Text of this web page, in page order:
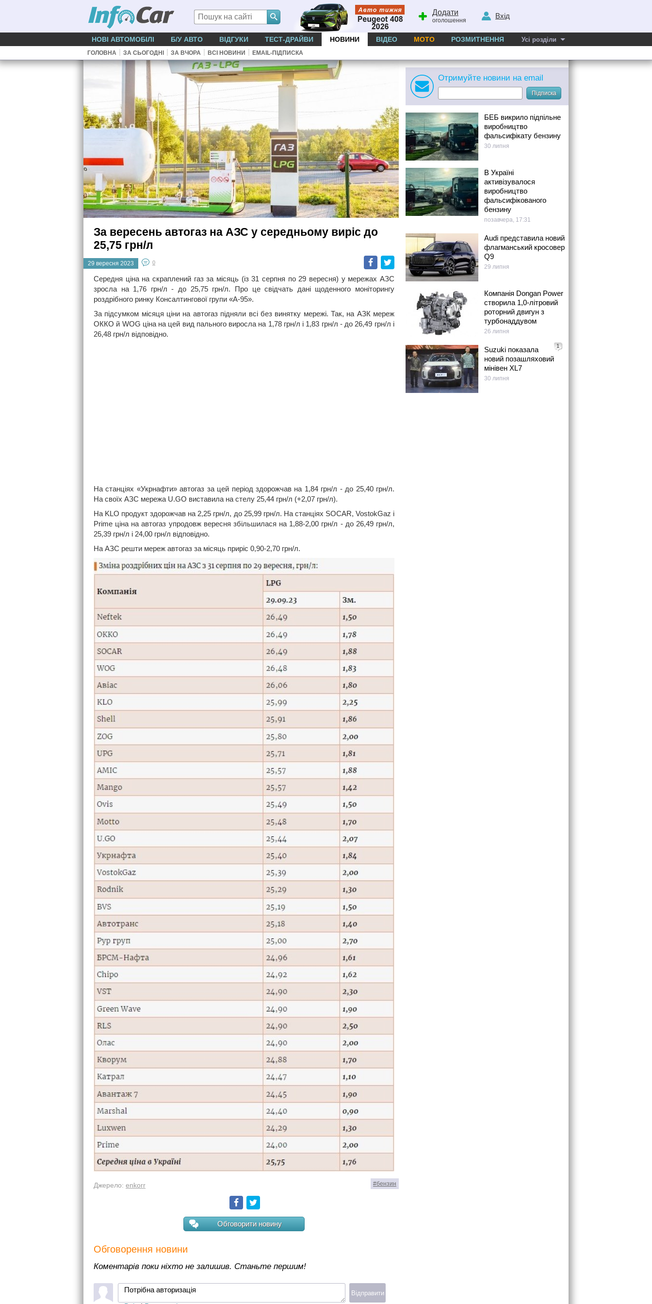
Додати
оголошення
Вхід
НОВІ АВТОМОБІЛІ Б/У АВТО ВІДГУКИ ТЕСТ-ДРАЙВИ НОВИНИ ВІДЕО МОТО РОЗМИТНЕННЯ Усі розділи
ГОЛОВНА | ЗА СЬОГОДНІ | ЗА ВЧОРА | ВСІ НОВИНИ | EMAIL-ПІДПИСКА
За вересень автогаз на АЗС у середньому виріс до
25,75 грн/л
Facebook
Twitter
29 вересня 2023 0
Середня ціна на скраплений газ за місяць (із 31 серпня по 29 вересня) у мережах АЗС
зросла на 1,76 грн/л - до 25,75 грн/л. Про це свідчать дані щоденного моніторингу
роздрібного ринку Консалтингової групи «А-95».
За підсумком місяця ціни на автогаз підняли всі без винятку мережі. Так, на АЗК мереж
ОККО й WOG ціна на цей вид пального виросла на 1,78 грн/л і 1,83 грн/л - до 26,49 грн/л і
26,48 грн/л відповідно.
На станціях «Укрнафти» автогаз за цей період здорожчав на 1,84 грн/л - до 25,40 грн/л.
На своїх АЗС мережа U.GO виставила на стелу 25,44 грн/л (+2,07 грн/л).
На KLO продукт здорожчав на 2,25 грн/л, до 25,99 грн/л. На станціях SOCAR, VostokGaz і
Prime ціна на автогаз упродовж вересня збільшилася на 1,88-2,00 грн/л - до 26,49 грн/л,
25,39 грн/л і 24,00 грн/л відповідно.
На АЗС решти мереж автогаз за місяць приріс 0,90-2,70 грн/л.
#бензин
Джерело: enkorr
Facebook
Обговорити новину
Обговорення новини
Коментарів поки ніхто не залишив. Станьте першим!
Потрібна авторизація
Відправити
Отримуйте новини на email
Підписка
БЕБ викрило підпільне
виробництво
фальсифікату бензину
30 липня
В Україні
активізувалося
виробництво
фальсифікованого
бензину
позавчера, 17:31
Audi представила новий
флагманський кросовер
Q9
29 липня
Компанія Dongan Power
створила 1,0-літровий
роторний двигун з
турбонаддувом
26 липня
1
Suzuki показала
новий позашляховий
мінівен XL7
30 липня